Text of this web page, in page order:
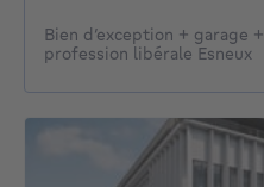
Bien d’exception + garage +
profession libérale Esneux